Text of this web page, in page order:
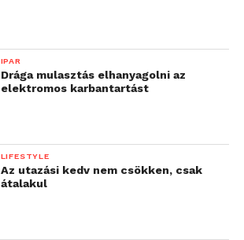
IPAR
Drága mulasztás elhanyagolni az
elektromos karbantartást
LIFESTYLE
Az utazási kedv nem csökken, csak
átalakul